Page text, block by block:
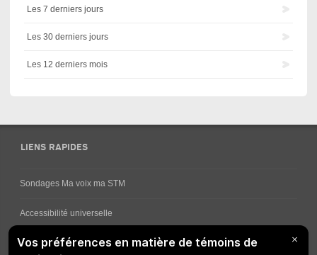
Les 7 derniers jours
Les 30 derniers jours
Les 12 derniers mois
LIENS RAPIDES
Sondages Ma voix ma STM
Accessibilité universelle
Comment obtenir vos horaires de bus